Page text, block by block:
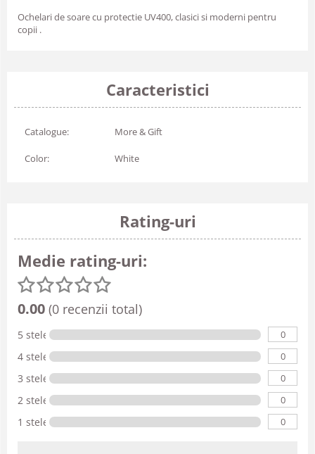
Ochelari de soare cu protectie UV400, clasici si moderni pentru
copii .
Caracteristici
Catalogue: More & Gift
Color: White
Rating-uri
Medie rating-uri:
0.00 (0 recenzii total)
5 stele 0
4 stele 0
3 stele 0
2 stele 0
1 stele 0